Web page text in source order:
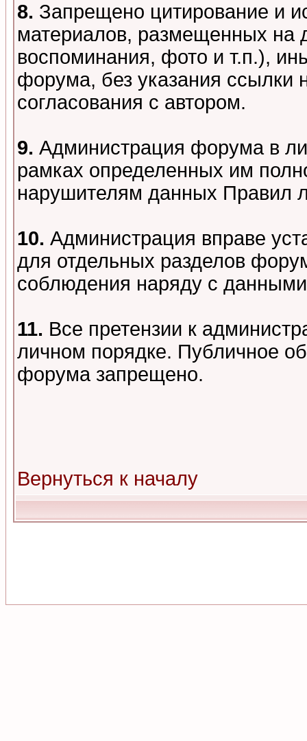
8. Запрещено цитирование и
материалов, размещенных на
воспоминания, фото и т.п.),
форума, без указания ссылки
согласования с автором.
9. Администрация форума в
рамках определенных им
нарушителям данных Правил
10. Администрация вправе
для отдельных разделов
соблюдения наряду с
11. Все претензии к
личном порядке. Публичное
форума запрещено.
Вернуться к началу